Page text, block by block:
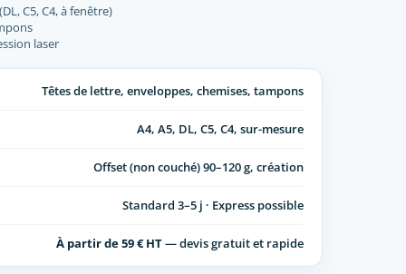
C5, C4, à fenêtre)
laser
Têtes de lettre, enveloppes, chemises, tampons
A4, A5, DL, C5, C4, sur-mesure
Offset (non couché) 90–120 g, création
Standard 3–5 j · Express possible
À partir de 59 € HT— devis gratuit et rapide